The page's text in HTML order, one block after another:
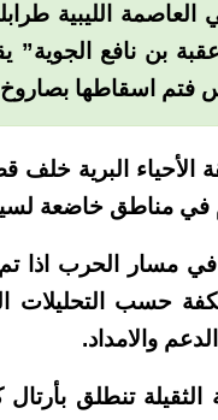
بن نافع
بصاروخ سام7 محمول على
البرية خلف
في مناطق خاضعة
في مسار الحرب اذا
حسب
والامداد.
تنطلق